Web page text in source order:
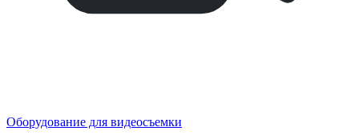
Оборудование для видеосъемки